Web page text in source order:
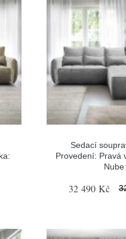
Sedací
Provedení: Pravá
Nube
32 490 Kč